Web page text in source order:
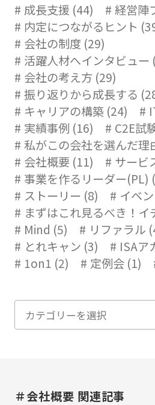
成長支援 (44)
経営陣
内定につながるヒント
会社の制度 (29)
活躍人材へインタビュー
会社の考え方 (29)
振り返りから成長する
キャリアの構築 (24)
実績事例 (16)
C2E試
私がこの会社を選んだ理
会社概要 (11)
サービ
事業を作るリーダー(PL)
ストーリー (8)
イベ
まずはこれ見るべき！イ
Mind (5)
リファラル
とれキャン (3)
ISAア
1on1 (2)
定例会 (1)
＃会社概要 関連記事